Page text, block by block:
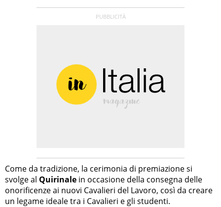
Come da tradizione, la cerimonia di premiazione si
svolge al Quirinale in occasione della consegna delle
onorificenze ai nuovi Cavalieri del Lavoro, così da creare
un legame ideale tra i Cavalieri e gli studenti.